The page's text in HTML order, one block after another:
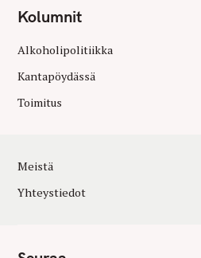
Kolumnit
Alkoholipolitiikka
Kantapöydässä
Toimitus
Meistä
Yhteystiedot